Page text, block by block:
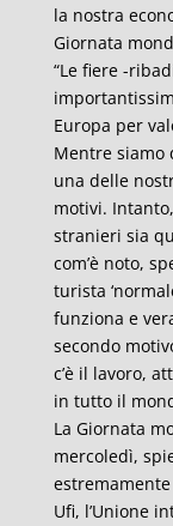
la nostra
Giornata
“Le fiere -
Europa per
Mentre siamo
una delle
motivi.
stranieri sia
com’è noto,
turista
funziona e
secondo
c’è il lavoro,
in tutto il
La Giornata
mercoledì,
Ufi, l’Unione